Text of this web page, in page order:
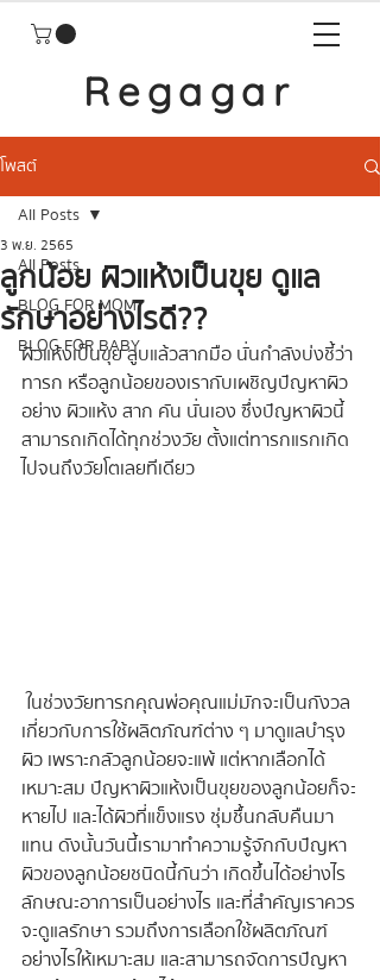
Regagar
โพสต์
All Posts
BLOG FOR MOM
BLOG FOR BABY
All Posts
ลูกน้อย ผิวแห้งเป็นขุย ดูแล
รักษาอย่างไรดี??
3 พ.ย. 2565
ผิวแห้งเป็นขุย ลูบแล้วสากมือ นั่นกำลังบ่งชี้ว่า
ทารก หรือลูกน้อยของเรากับเผชิญปัญหาผิว
อย่าง ผิวแห้ง สาก คัน นั่นเอง ซึ่งปัญหาผิวนี้
สามารถเกิดได้ทุกช่วงวัย ตั้งแต่ทารกแรกเกิด
ไปจนถึงวัยโตเลยทีเดียว
ในช่วงวัยทารกคุณพ่อคุณแม่มักจะเป็นกังวล
เกี่ยวกับการใช้ผลิตภัณฑ์ต่าง ๆ มาดูแลบำรุง
ผิว เพราะกลัวลูกน้อยจะแพ้ แต่หากเลือกได้
เหมาะสม ปัญหาผิวแห้งเป็นขุยของลูกน้อยก็จะ
หายไป และได้ผิวที่แข็งแรง ชุ่มชื้นกลับคืนมา
แทน ดังนั้นวันนี้เรามาทำความรู้จักกับปัญหา
ผิวของลูกน้อยชนิดนี้กันว่า เกิดขึ้นได้อย่างไร
ลักษณะอาการเป็นอย่างไร และที่สำคัญเราควร
จะดูแลรักษา รวมถึงการเลือกใช้ผลิตภัณฑ์
อย่างไรให้เหมาะสม และสามารถจัดการปัญหา